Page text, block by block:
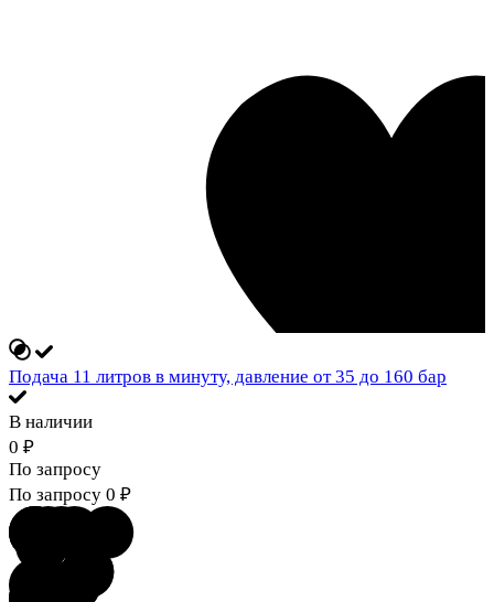
Подача 11 литров в минуту, давление от 35 до 160 бар
В наличии
0 ₽
По запросу
По запросу 0 ₽